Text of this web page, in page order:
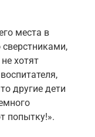
места в
хотят
другие дети
попытку!».